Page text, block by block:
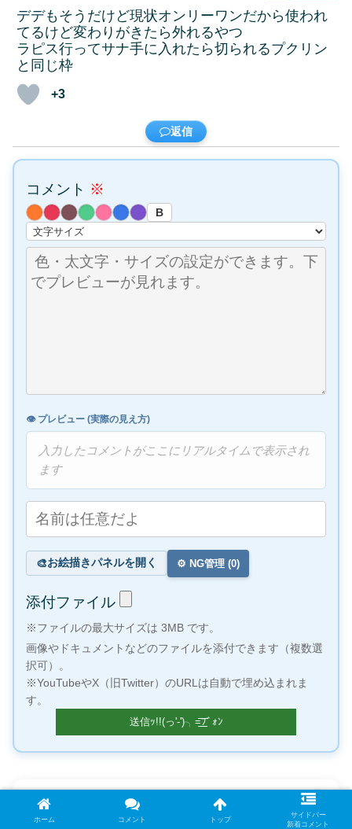
デデもそうだけど現状オンリーワンだから使われ
てるけど変わりがきたら外れるやつ
ラピス行ってサナ手に入れたら切られるプクリン
と同じ枠
+3
返信
コメント ※
B
👁️ プレビュー (実際の見え方)
入力したコメントがここにリアルタイムで表示され
ます
🎨お絵描きパネルを開く ⚙️ NG管理 (0)
添付ファイル
※ファイルの最大サイズは 3MB です。
画像やドキュメントなどのファイルを添付できます（複数選
択可）。
※YouTubeやX（旧Twitter）のURLは自動で埋め込まれま
す。
×
「聴く」読書で時間を有効活用
ホーム コメント トップ
サイドバー
新着コメント